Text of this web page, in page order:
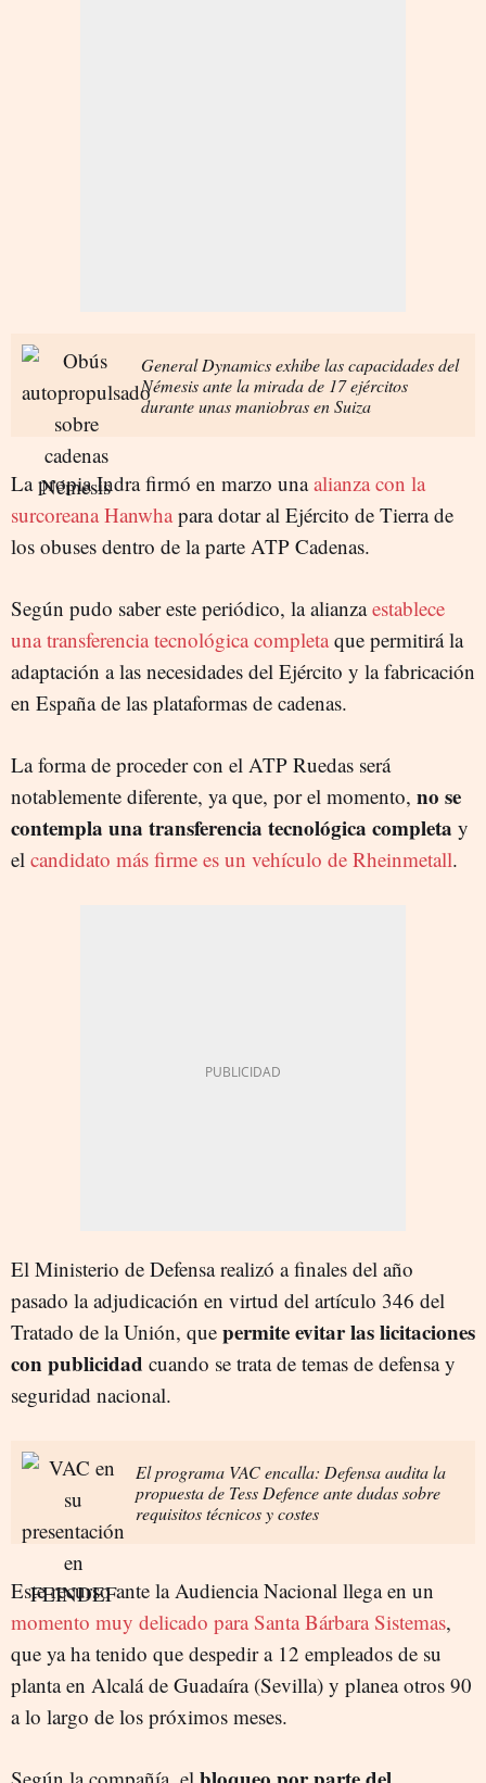
General Dynamics exhibe las capacidades del
Némesis ante la mirada de 17 ejércitos
durante unas maniobras en Suiza
La propia Indra firmó en marzo unaalianza con la
surcoreana Hanwhapara dotar al Ejército de Tierra de
los obuses dentro de la parte ATP Cadenas.
Según pudo saber este periódico, la alianzaestablece
una transferencia tecnológica completaque permitirá la
adaptación a las necesidades del Ejército y la fabricación
en España de las plataformas de cadenas.
La forma de proceder con el ATP Ruedas será
notablemente diferente, ya que, por el momento, no se
contempla una transferencia tecnológica completa y
el candidato más firme es un vehículo de Rheinmetall.
El Ministerio de Defensa realizó a finales del año
pasado la adjudicación en virtud del artículo 346 del
Tratado de la Unión, que permite evitar las licitaciones
con publicidad cuando se trata de temas de defensa y
seguridad nacional.
El programa VAC encalla: Defensa audita la
propuesta de Tess Defence ante dudas sobre
requisitos técnicos y costes
Este recurso ante la Audiencia Nacional llega en un
momento muy delicado para Santa Bárbara Sistemas,
que ya ha tenido que despedir a 12 empleados de su
planta en Alcalá de Guadaíra (Sevilla) y planea otros 90
a lo largo de los próximos meses.